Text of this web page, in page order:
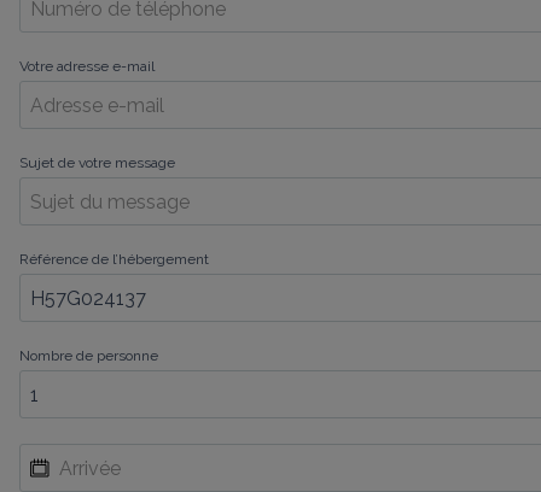
Votre adresse e-mail
Sujet de votre message
Référence de l’hébergement
Nombre de personne